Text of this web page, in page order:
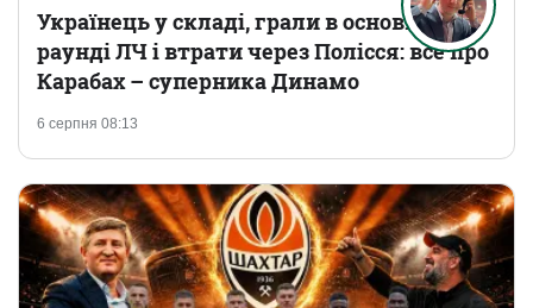
6 серпня 08:13
Українець у складі, грали в основному
раунді ЛЧ і втрати через Полісся: все про
Карабах – суперника Динамо